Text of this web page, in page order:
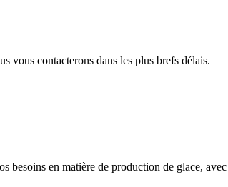
vous contacterons dans les plus brefs délais.
besoins en matière de production de glace,